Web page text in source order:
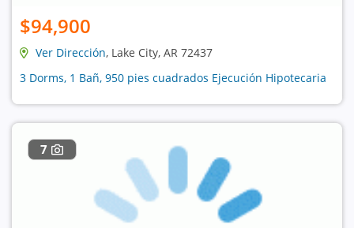
$94,900
Ver Dirección, Lake City, AR 72437
3 Dorms, 1 Bañ, 950 pies cuadrados Ejecución Hipotecaria
7